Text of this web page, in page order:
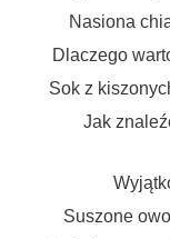
Nasiona
Dlaczego
Sok z
Jak
Suszone